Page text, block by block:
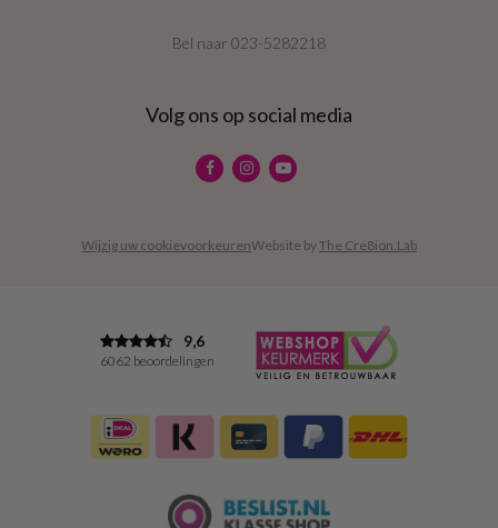
Bel naar 023-5282218
Volg ons op social media
Wijzig uw cookievoorkeurenWebsite byThe Cre8ion.Lab
9,6
6062 beoordelingen